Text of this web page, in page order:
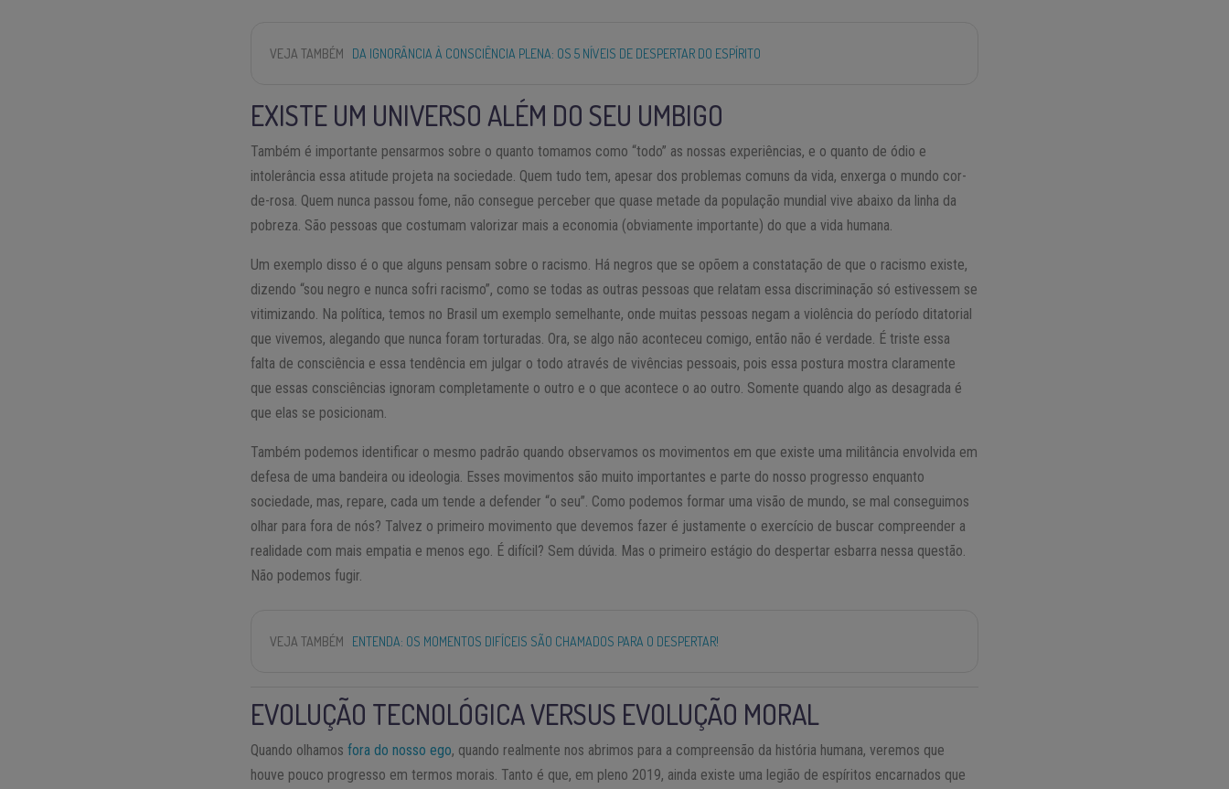
VEJA TAMBÉM DA IGNORÂNCIA À CONSCIÊNCIA PLENA: OS 5 NÍVEIS DE DESPERTAR DO ESPÍRITO
EXISTE UM UNIVERSO ALÉM DO SEU UMBIGO
Também é importante pensarmos sobre o quanto tomamos como “todo” as nossas experiências, e o quanto de ódio e
intolerância essa atitude projeta na sociedade. Quem tudo tem, apesar dos problemas comuns da vida, enxerga o mundo cor-
de-rosa. Quem nunca passou fome, não consegue perceber que quase metade da população mundial vive abaixo da linha da
pobreza. São pessoas que costumam valorizar mais a economia (obviamente importante) do que a vida humana.
Um exemplo disso é o que alguns pensam sobre o racismo. Há negros que se opõem a constatação de que o racismo existe,
dizendo “sou negro e nunca sofri racismo”, como se todas as outras pessoas que relatam essa discriminação só estivessem se
vitimizando. Na política, temos no Brasil um exemplo semelhante, onde muitas pessoas negam a violência do período ditatorial
que vivemos, alegando que nunca foram torturadas. Ora, se algo não aconteceu comigo, então não é verdade. É triste essa
falta de consciência e essa tendência em julgar o todo através de vivências pessoais, pois essa postura mostra claramente
que essas consciências ignoram completamente o outro e o que acontece o ao outro. Somente quando algo as desagrada é
que elas se posicionam.
Também podemos identificar o mesmo padrão quando observamos os movimentos em que existe uma militância envolvida em
defesa de uma bandeira ou ideologia. Esses movimentos são muito importantes e parte do nosso progresso enquanto
sociedade, mas, repare, cada um tende a defender “o seu”. Como podemos formar uma visão de mundo, se mal conseguimos
olhar para fora de nós? Talvez o primeiro movimento que devemos fazer é justamente o exercício de buscar compreender a
realidade com mais empatia e menos ego. É difícil? Sem dúvida. Mas o primeiro estágio do despertar esbarra nessa questão.
Não podemos fugir.
VEJA TAMBÉM ENTENDA: OS MOMENTOS DIFÍCEIS SÃO CHAMADOS PARA O DESPERTAR!
EVOLUÇÃO TECNOLÓGICA VERSUS EVOLUÇÃO MORAL
Quando olhamosfora do nosso ego, quando realmente nos abrimos para a compreensão da história humana, veremos que
houve pouco progresso em termos morais. Tanto é que, em pleno 2019, ainda existe uma legião de espíritos encarnados que